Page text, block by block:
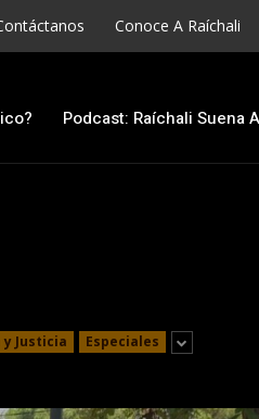
Conoce A Raíchali
Podcast: Raíchali Suena
Justicia Especiales